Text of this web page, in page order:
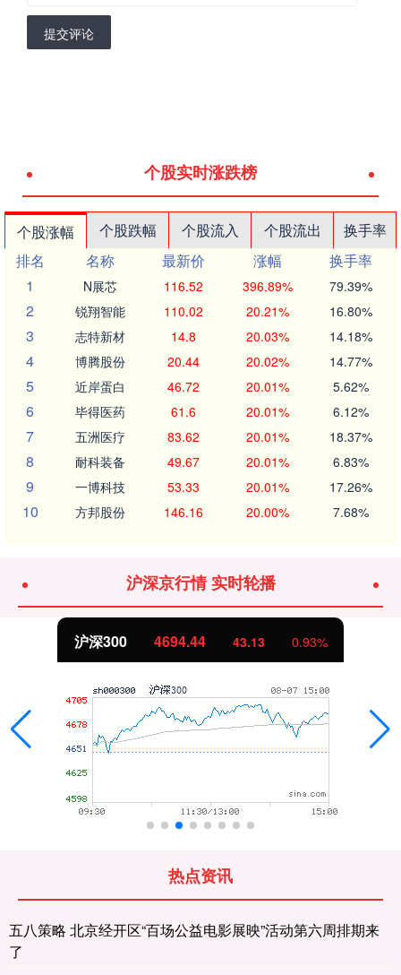
提交评论
个股实时涨跌榜
个股涨幅 个股跌幅 个股流入 个股流出
换手率
排名
名称 最新价 涨幅
换手率
1
N展芯 116.52 396.89% 79.39%
2 锐翔智能 110.02 20.21% 16.80%
3 志特新材 14.8 20.03% 14.18%
4 博腾股份 20.44 20.02% 14.77%
5 近岸蛋白 46.72 20.01% 5.62%
6 毕得医药 61.6 20.01% 6.12%
7 五洲医疗 83.62 20.01% 18.37%
8 耐科装备 49.67 20.01% 6.83%
9 一博科技 53.33 20.01% 17.26%
10 方邦股份 146.16 20.00% 7.68%
沪深京行情 实时轮播
北证50 1134.24 11.37 1.01%
热点资讯
五八策略 北京经开区“百场公益电影展映”活动第六周排期来
了